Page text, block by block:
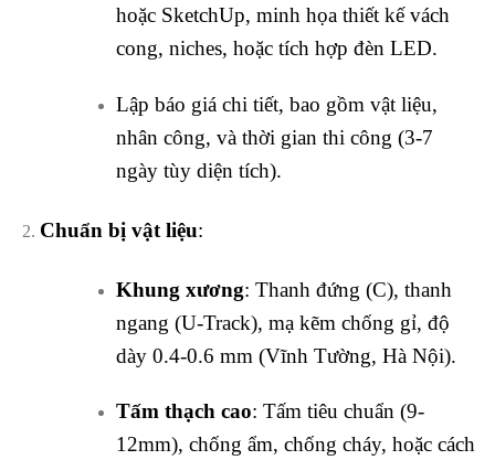
hoặc SketchUp, minh họa thiết kế vách
cong, niches, hoặc tích hợp đèn LED.
Lập báo giá chi tiết, bao gồm vật liệu,
nhân công, và thời gian thi công (3-7
ngày tùy diện tích).
Chuẩn bị vật liệu:
Khung xương: Thanh đứng (C), thanh
ngang (U-Track), mạ kẽm chống gỉ, độ
dày 0.4-0.6 mm (Vĩnh Tường, Hà Nội).
Tấm thạch cao: Tấm tiêu chuẩn (9-
12mm), chống ẩm, chống cháy, hoặc cách